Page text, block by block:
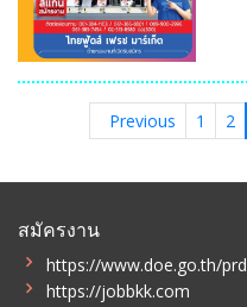
Previous 1 2
สมัครงาน
https://www.doe.go.th/
https://jobbkk.com